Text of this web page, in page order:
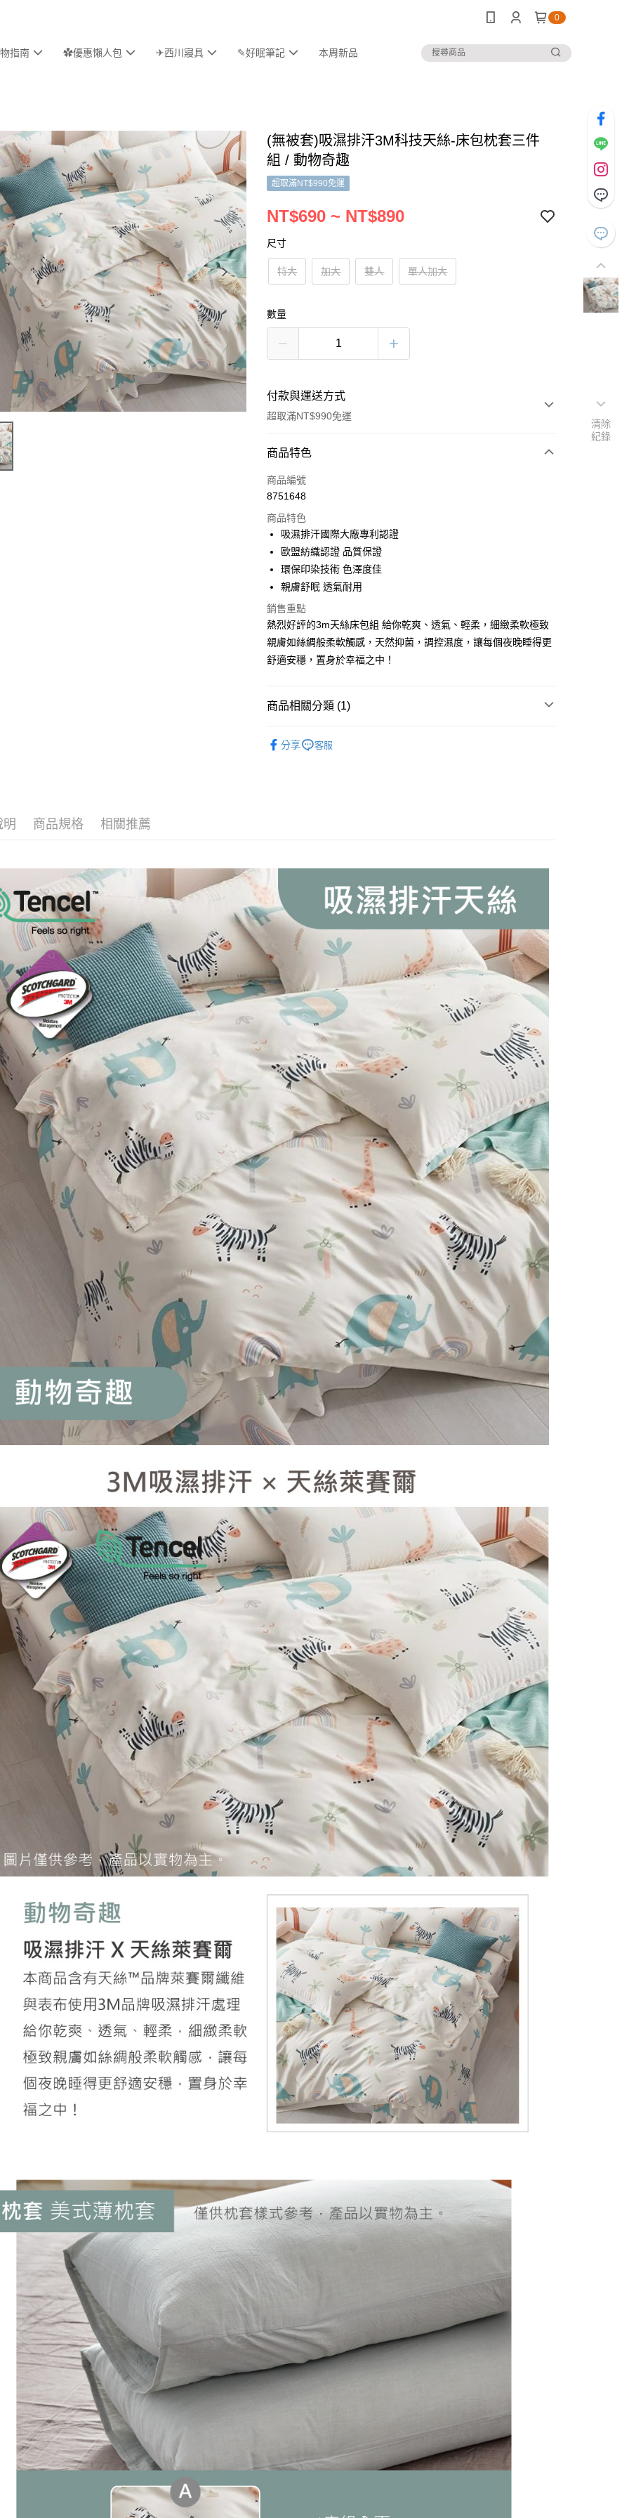
0
指南 ✿優惠懶人包 ✈西川寢具 ✎好眠筆記 本周新品
(無被套)吸濕排汗3M科技天絲-床包枕套三件
組 / 動物奇趣
超取滿NT$990免運
NT$690 ~ NT$890
尺寸
特大 加大 雙人 單人加大
數量
付款與運送方式
超取滿NT$990免運
付款方式
信用卡一次付款
3 期 0 利率 每期 NT$230
合作金庫商業銀行
華南商業銀行
國泰世華商業銀行
臺灣中小企業銀行
匯豐（台灣）商業銀行
華泰商業銀行
聯邦商業銀行
遠東國際商業銀行
玉山商業銀行
超商取貨付款
Apple Pay
街口支付
悠遊付
全盈+PAY
相關說明
無法說明評估內容。
1.分期款項不併入電信帳單，「大哥付你分期」於每月結算日後寄送繳費提
醒簡訊。
2.透過簡訊連結打開帳單後，可選擇「超商條碼／台灣大直營門市／銀行轉
帳／街口支付／iPASS MONEY」等通路繳費。
【注意事項】
1.本服務係由「台灣大哥大股份有限公司」（以下簡稱本公司）所提供，讓
用戶於交易時，得透過本服務購買商品或服務，並由商店將買賣／分期付
款買賣價金債權讓與本公司後，依約使用本公司帳單繳交帳款。
2.基於同意付款使用「大哥付你分期」之契約關係目的，商店將以您的個人
資料（包含姓名、電話或地址）提供予台灣大哥大進項蒐集、處理及利
用，由本公司與您本人進行分期帳單所需資料之確認、核對及更正。
3.完整用戶服務條款，請詳閱以下連結：
https://oppay.tw/userRule
３．安心：先確認商品／服務後，再付款。
【「AFTEE先享後付」結帳流程】
１．於結帳方式選擇「AFTEE先享後付」後，將跳轉至「AFTEE先享後
付」結帳頁面，進行簡訊認證並確認金額後，即可完成結帳。
２．訂單成立數日內，您將收到繳費通知簡訊。
３．收到繳費通知簡訊後14天內，點擊此簡訊中的連結，可透過四大超商
／ATM／網路銀行／等多元方式進行付款，方視為交易完成。
※ 請注意：結帳手續完成當下不需立刻繳費，但若您需要取消訂單，請聯
絡購買商品的店家。未經商家同意取消之訂單仍視為有效，需透過AFTEE
先享後付繳納相關費用。
※ 交易是否成功請以「AFTEE先享後付 」之結帳頁面顯示為準，若有關於
是否繳費成功／繳費後需取消欲退款等相關疑問，請聯繫「AFTEE先享後
付客戶支援中心」https://netprotections.freshdesk.com/support/home
【注意事項】
１．透過由恩沛科技股份有限公司提供之「AFTEE先享後付」服務完成之
交易，需依本服務之必要範圍內提供個人資料，並將交易相關給付款項請
求債權轉讓予恩沛科技股份有限公司。
２．關於個人資料處理事宜，請瀏覽以下網址：
https://aftee.tw/terms/#terms3
３．未成年的使用者請事先徵得法定代理人或監護人之同意方可使用
「AFTEE先享後付」，若未經同意申辦者引起之損失，本公司不負相關責
４．使用「AFTEE先享後付」時，將依據個別帳號之用戶狀況，依本公司
即時審查核予不同之上限額度；若仍有額度不足之情形，本公司將視審查
結果請求用戶進行身份認證。
５．嚴禁一人註冊多個帳號或使用他人資訊註冊。若發現惡意使用之情
形，恩沛科技股份有限公司將有權停止該用戶之使用額度並採取法律行
全家取貨付款
每筆NT$65，滿NT$990(含以上)免運費
付款後全家取貨
每筆NT$65，滿NT$990(含以上)免運費
萊爾富取貨付款
每筆NT$60，滿NT$990(含以上)免運費
付款後萊爾富取貨
每筆NT$60，滿NT$990(含以上)免運費
7-11取貨付款
每筆NT$65，滿NT$990(含以上)免運費
付款後7-11取貨
每筆NT$65，滿NT$990(含以上)免運費
大型超重物流運送
每筆NT$150，滿NT$990(含以上)免運費
郵局包裹
每筆NT$250
商品特色
商品編號
8751648
商品特色
吸濕排汗國際大廠專利認證
歐盟紡織認證 品質保證
環保印染技術 色澤度佳
親膚舒眠 透氣耐用
銷售重點
熱烈好評的3m天絲床包組 給你乾爽、透氣、輕柔，細緻柔軟極致
親膚如絲綢般柔軟觸感，天然抑菌，調控濕度，讓每個夜晚睡得更
舒適安穩，置身於幸福之中！
商品相關分類 (1)
分享
客服
明 商品規格 相關推薦
清除
紀錄